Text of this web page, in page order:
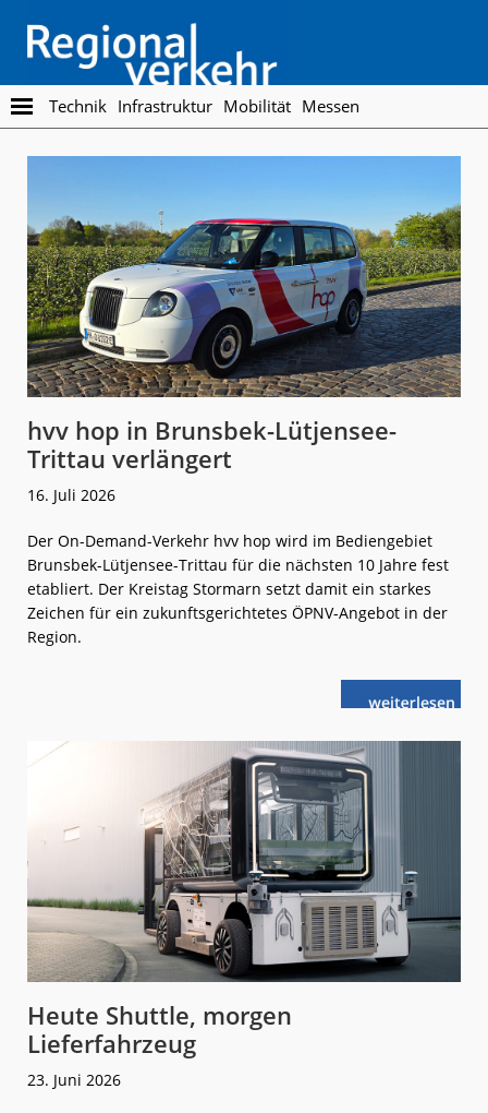
main
content
footer
Regionalverkehr
Die
Fachzeitschrift
Personennahverkehr
Technik Infrastruktur Mobilität Messen
hvv hop in Brunsbek-Lütjensee-
Trittau verlängert
16. Juli 2026
Der On-Demand-Verkehr hvv hop wird im Bediengebiet
Brunsbek-Lütjensee-Trittau für die nächsten 10 Jahre fest
etabliert. Der Kreistag Stormarn setzt damit ein starkes
Zeichen für ein zukunftsgerichtetes ÖPNV-Angebot in der
Region.
weiterlese
nhvv
Brunsbek-
Lütjensee-
Heute Shuttle, morgen
Lieferfahrzeug
23. Juni 2026